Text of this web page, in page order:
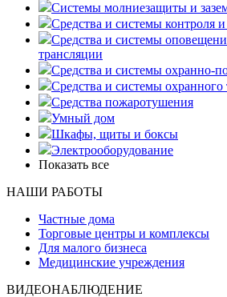
Системы молниезащиты и
Средства и системы контроля
Средства и системы
трансляции
Средства и системы охранно-
Средства и системы охранного
Средства пожаротушения
Умный дом
Шкафы, щиты и боксы
Электрооборудование
Показать все
НАШИ РАБОТЫ
Частные дома
Торговые центры и комплексы
Для малого бизнеса
Медицинские учреждения
ВИДЕОНАБЛЮДЕНИЕ